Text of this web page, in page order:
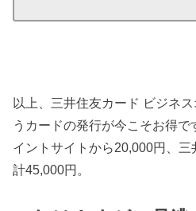
以上、三井住友カード ビジネ
うカードの発行が今こそお得
イントサイトから20,000円、
計45,000円。